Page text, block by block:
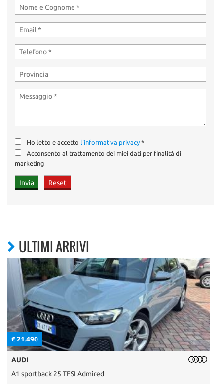
Ho letto e accetto l'informativa privacy*
Acconsento al trattamento dei miei dati per finalità di
marketing
ULTIMI ARRIVI
€ 21.490
AUDI
A1 sportback 25 TFSI Admired